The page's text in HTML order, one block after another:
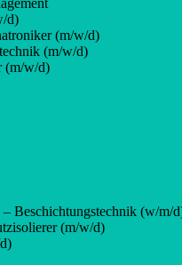
d)
(m/w/d)
(m/w/d)
(m/w/d)
Beschichtungstechnik (w/m/
(m/w/d)